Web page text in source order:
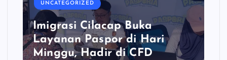
UNCATEGORIZED
Imigrasi Cilacap Buka
Layanan Paspor di Hari
Minggu, Hadir di CFD